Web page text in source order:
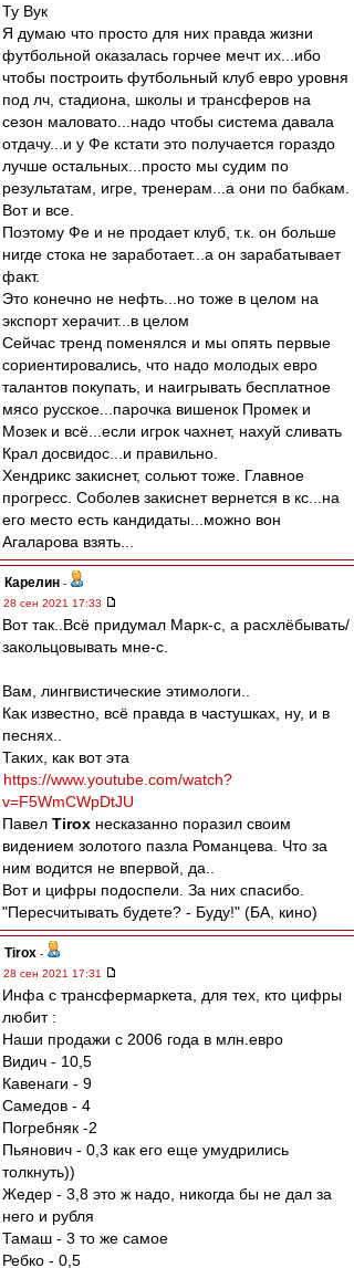
Ту Вук
Я думаю что просто для них правда жизни
футбольной оказалась горчее мечт их...ибо
чтобы построить футбольный клуб евро уровня
под лч, стадиона, школы и трансферов на
сезон маловато...надо чтобы система давала
отдачу...и у Фе кстати это получается гораздо
лучше остальных...просто мы судим по
результатам, игре, тренерам...а они по бабкам.
Вот и все.
Поэтому Фе и не продает клуб, т.к. он больше
нигде стока не заработает...а он зарабатывает
факт.
Это конечно не нефть...но тоже в целом на
экспорт херачит...в целом
Сейчас тренд поменялся и мы опять первые
сориентировались, что надо молодых евро
талантов покупать, и наигрывать бесплатное
мясо русское...парочка вишенок Промек и
Мозек и всё...если игрок чахнет, нахуй сливать
Крал досвидос...и правильно.
Хендрикс закиснет, сольют тоже. Главное
прогресс. Соболев закиснет вернется в кс...на
его место есть кандидаты...можно вон
Агаларова взять...
Карелин -
28 сен 2021 17:33
Вот так..Всё придумал Марк-с, а расхлёбывать/
закольцовывать мне-с.
Вам, лингвистические этимологи..
Как известно, всё правда в частушках, ну, и в
песнях..
Таких, как вот эта
https://www.youtube.com/watch?
v=F5WmCWpDtJU
Павел Tirox несказанно поразил своим
видением золотого пазла Романцева. Что за
ним водится не впервой, да..
Вот и цифры подоспели. За них спасибо.
"Пересчитывать будете? - Буду!" (БА, кино)
Tirox -
28 сен 2021 17:31
Инфа с трансфермаркета, для тех, кто цифры
любит :
Наши продажи с 2006 года в млн.евро
Видич - 10,5
Кавенаги - 9
Самедов - 4
Погребняк -2
Пьянович - 0,3 как его еще умудрились
толкнуть))
Жедер - 3,8 это ж надо, никогда бы не дал за
него и рубля
Тамаш - 3 то же самое
Ребко - 0,5